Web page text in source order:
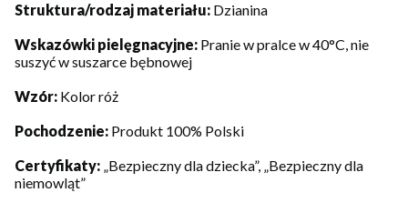
Struktura/rodzaj materiału: Dzianina
Wskazówki pielęgnacyjne: Pranie w pralce w 40°C, nie
suszyć w suszarce bębnowej
Wzór: Kolor róż
Pochodzenie: Produkt 100% Polski
Certyfikaty: „Bezpieczny dla dziecka”, „Bezpieczny dla
niemowląt”